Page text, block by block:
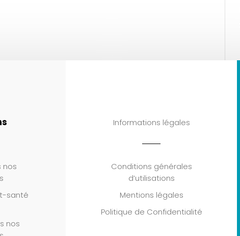
nos
santé
nos
Informations légales
Conditions générales
d’utilisations
Mentions légales
Politique de Confidentialité